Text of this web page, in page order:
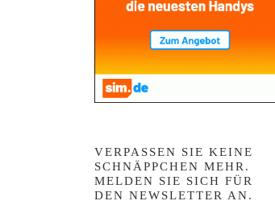
VERPASSEN SIE KEINE
SCHNÄPPCHEN MEHR.
MELDEN SIE SICH FÜR
DEN NEWSLETTER AN.